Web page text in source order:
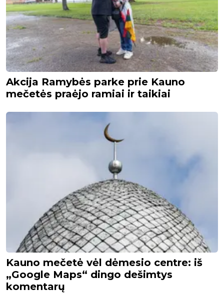
Akcija Ramybės parke prie Kauno
mečetės praėjo ramiai ir taikiai
Kauno mečetė vėl dėmesio centre: iš
„Google Maps“ dingo dešimtys
komentarų